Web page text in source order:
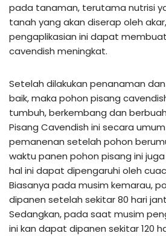
pada tanaman, terutama nutrisi
tanah yang akan diserap oleh
pengaplikasian ini dapat
cavendish meningkat.
Setelah dilakukan penanaman
baik, maka pohon pisang
tumbuh, berkembang dan
Pisang Cavendish ini secara
pemanenan setelah pohon
waktu panen pohon pisang ini
hal ini dapat dipengaruhi oleh
Biasanya pada musim kemarau,
dipanen setelah sekitar 80 hari
Sedangkan, pada saat musim
ini kan dapat dipanen sekitar 120